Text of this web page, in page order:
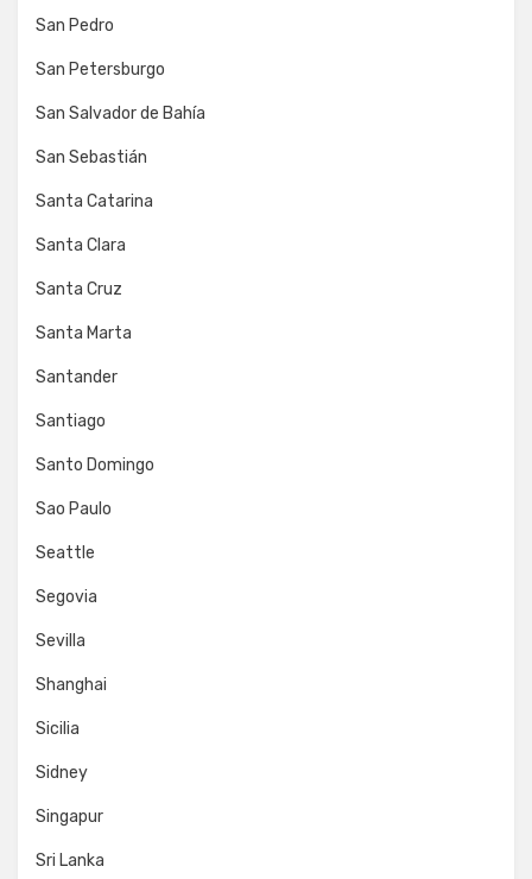
San Pedro
San Petersburgo
San Salvador de Bahía
San Sebastián
Santa Catarina
Santa Clara
Santa Cruz
Santa Marta
Santander
Santiago
Santo Domingo
Sao Paulo
Seattle
Segovia
Sevilla
Shanghai
Sicilia
Sidney
Singapur
Sri Lanka